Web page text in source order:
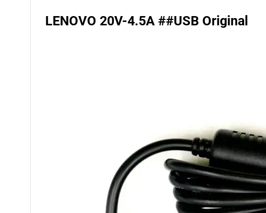
LENOVO 20V-4.5A ##USB Original